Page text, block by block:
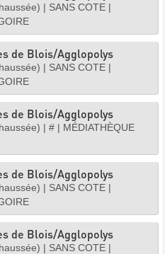
| SANS COTE |
de Blois/Agglopolys
| SANS COTE |
de Blois/Agglopolys
| # | MÉDIATHÈQUE
de Blois/Agglopolys
| SANS COTE |
de Blois/Agglopolys
| SANS COTE |